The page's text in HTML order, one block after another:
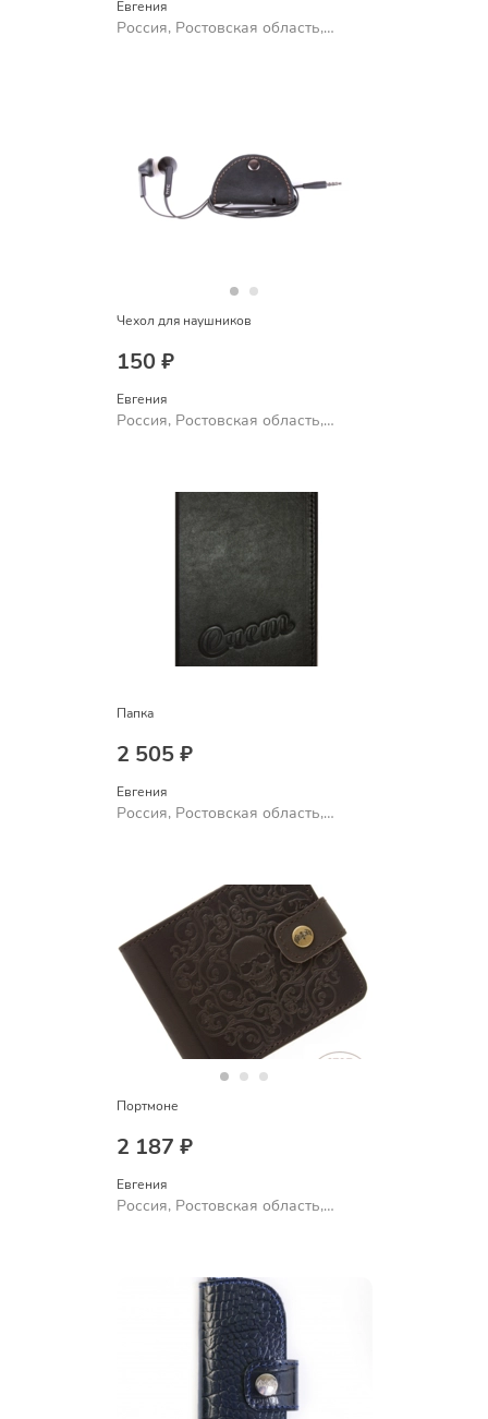
Евгения
Россия, Ростовская область,
Чехол для наушников
150 ₽
Евгения
Россия, Ростовская область,
Папка
2 505 ₽
Евгения
Россия, Ростовская область,
Портмоне
2 187 ₽
Евгения
Россия, Ростовская область,